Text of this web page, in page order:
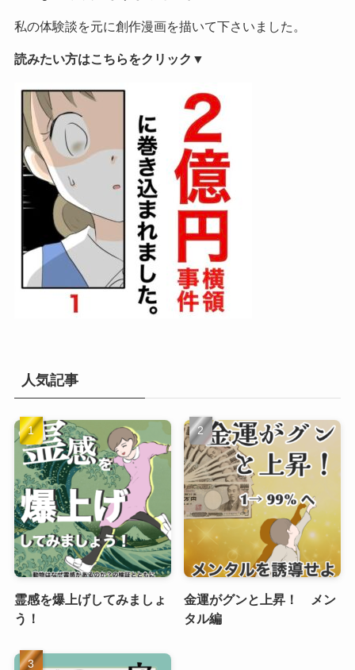
私の体験談を元に創作漫画を描いて下さいました。
読みたい方はこちらをクリック▼
人気記事
霊感を爆上げしてみましょ
う！
金運がグンと上昇！ メン
タル編